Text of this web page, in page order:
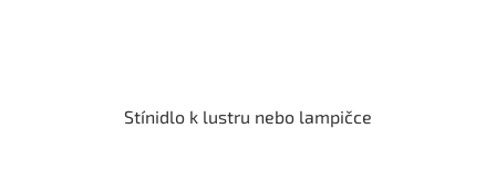
Stínidlo k lustru nebo lampičce